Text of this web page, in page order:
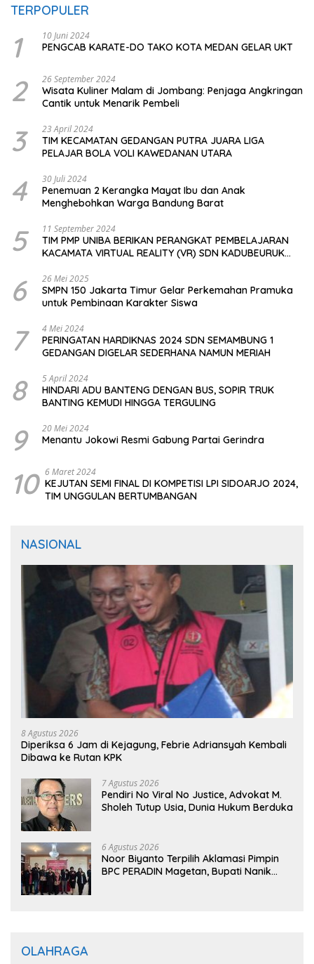
TERPOPULER
1 10 Juni 2024
PENGCAB KARATE-DO TAKO KOTA MEDAN GELAR UKT
2 26 September 2024
Wisata Kuliner Malam di Jombang: Penjaga Angkringan
Cantik untuk Menarik Pembeli
3 23 April 2024
TIM KECAMATAN GEDANGAN PUTRA JUARA LIGA
PELAJAR BOLA VOLI KAWEDANAN UTARA
4 30 Juli 2024
Penemuan 2 Kerangka Mayat Ibu dan Anak
Menghebohkan Warga Bandung Barat
5 11 September 2024
TIM PMP UNIBA BERIKAN PERANGKAT PEMBELAJARAN
KACAMATA VIRTUAL REALITY (VR) SDN KADUBEURUK
6 26 Mei 2025
SMPN 150 Jakarta Timur Gelar Perkemahan Pramuka
untuk Pembinaan Karakter Siswa
7 4 Mei 2024
PERINGATAN HARDIKNAS 2024 SDN SEMAMBUNG 1
GEDANGAN DIGELAR SEDERHANA NAMUN MERIAH
8 5 April 2024
HINDARI ADU BANTENG DENGAN BUS, SOPIR TRUK
BANTING KEMUDI HINGGA TERGULING
9 20 Mei 2024
Menantu Jokowi Resmi Gabung Partai Gerindra
10 6 Maret 2024
KEJUTAN SEMI FINAL DI KOMPETISI LPI SIDOARJO 2024,
TIM UNGGULAN BERTUMBANGAN
NASIONAL
8 Agustus 2026
Diperiksa 6 Jam di Kejagung, Febrie Adriansyah Kembali
Dibawa ke Rutan KPK
7 Agustus 2026
Pendiri No Viral No Justice, Advokat M.
Sholeh Tutup Usia, Dunia Hukum Berduka
6 Agustus 2026
Noor Biyanto Terpilih Aklamasi Pimpin
BPC PERADIN Magetan, Bupati Nanik
OLAHRAGA